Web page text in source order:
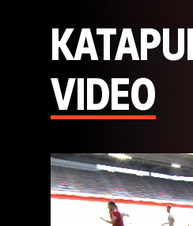
VIDEO
Video
Player